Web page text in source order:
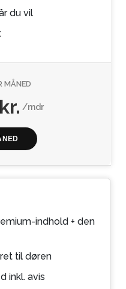
du vil
MÅNED
/mdr
indhold + den
til døren
inkl. avis